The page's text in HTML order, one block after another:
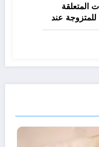
المتعلقة
عند
تفسير الاحلام والرؤى